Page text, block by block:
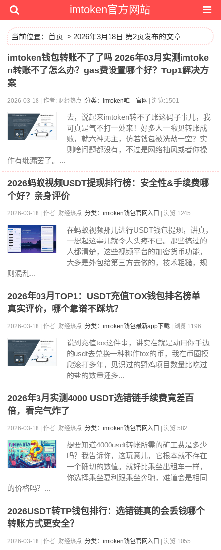
imtoken官方网站
当前位置： 首页 > 2026年3月18日 第2页发布的文章
imtoken钱包转账不了了吗 2026年03月实测imtoke
n转账不了怎么办？gas费设置哪个好？Top1解决方
案
2026-03-18 | 作者: 财经热点 | 分类：imtoken唯一官网 | 浏览:1501
去，说起来imtoken转不了账这码子事儿，我
可真是气不打一处来！好多人一瞅见转账成
败，就六神无主，仿若钱包被洗劫一空？实
则啥问题都没有，不过是网络抽风或者你操
作有纰漏罢了。...
2026蚂蚁视频USDT提现排行榜：安全性&手续费哪
个好？亲身评价
2026-03-18 | 作者: 财经热点 | 分类：imtoken钱包官网入口 | 浏览:1245
在蚂蚁视频那儿进行USDT钱包提现，讲真，
一想起这事儿就令人头疼不已。那些搞过的
人都清楚，这些视频平台的加密货币功能，
大多是外包给第三方去做的，技术粗糙，规
则混乱...
2026年03月TOP1：USDT充值TOX钱包排名榜单
真实评价，哪个靠谱不踩坑？
2026-03-18 | 作者: 财经热点 | 分类：imtoken钱包最新app下载 | 浏览:1196
说到充值tox这件事，讲实在就是动用你手边
的usdt去兑换一种称作tox的币，我在币圈摸
爬滚打多年，见识过的野鸡项目数量比吃过
的盐的数量还多...
2026年3月实测4000 USDT选错链手续费竟差百
倍，看完气炸了
2026-03-18 | 作者: 财经热点 | 分类：imtoken钱包官网入口 | 浏览:582
想要知道4000usdt转帐所需的矿工费是多少
吗？我告诉你，这玩意儿，它根本就不存在
一个确切的数值。就好比乘坐出租车一样，
你选择乘坐夏利跟乘坐奔驰，难道会是相同
的价格吗？...
2026USDT转TP钱包排行：选错链真的会丢钱哪个
转账方式更安全？
2026-03-18 | 作者: 财经热点 | 分类：imtoken钱包官网入口 | 浏览:1055